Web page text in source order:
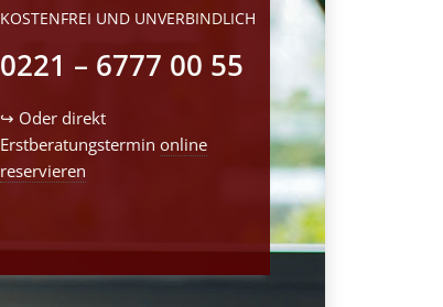
KOSTENFREI UND UNVERBINDLICH
0221 – 6777 00 55
↪ Oder direkt
Erstberatungstermin online
reservieren